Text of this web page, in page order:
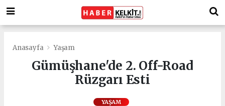
Anasayfa Yaşam
Gümüşhane'de 2. Off-Road
Rüzgarı Esti
YAŞAM